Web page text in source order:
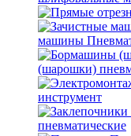
машины
(шарошки)
инструмент
пневматические